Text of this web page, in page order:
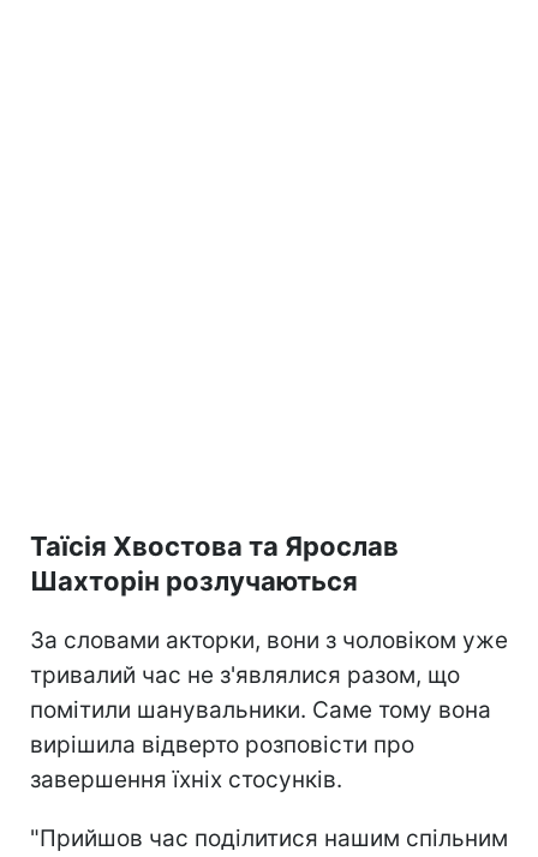
Таїсія Хвостова та Ярослав
Шахторін розлучаються
За словами акторки, вони з чоловіком уже
тривалий час не з'являлися разом, що
помітили шанувальники. Саме тому вона
вирішила відверто розповісти про
завершення їхніх стосунків.
"Прийшов час поділитися нашим спільним